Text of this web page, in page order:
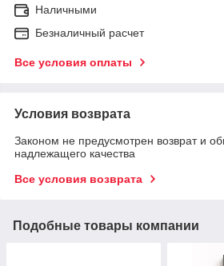
Наличными
Безналичный расчет
Все условия оплаты
Условия возврата
Законом не предусмотрен возврат и
надлежащего качества
Все условия возврата
Подобные товары компании